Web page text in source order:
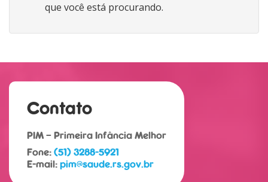
que você está procurando.
Contato
PIM – Primeira Infância Melhor
Fone: (51) 3288-5921
E-mail: pim@saude.rs.gov.br